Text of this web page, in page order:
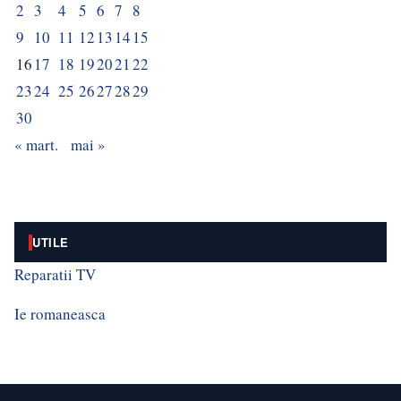
2 3 4 5 6 7 8
9
10 11 12 13 14 15
16 17 18 19202122
2324 25 26272829
30
« mart.
mai »
UTILE
Reparatii TV
Ie romaneasca